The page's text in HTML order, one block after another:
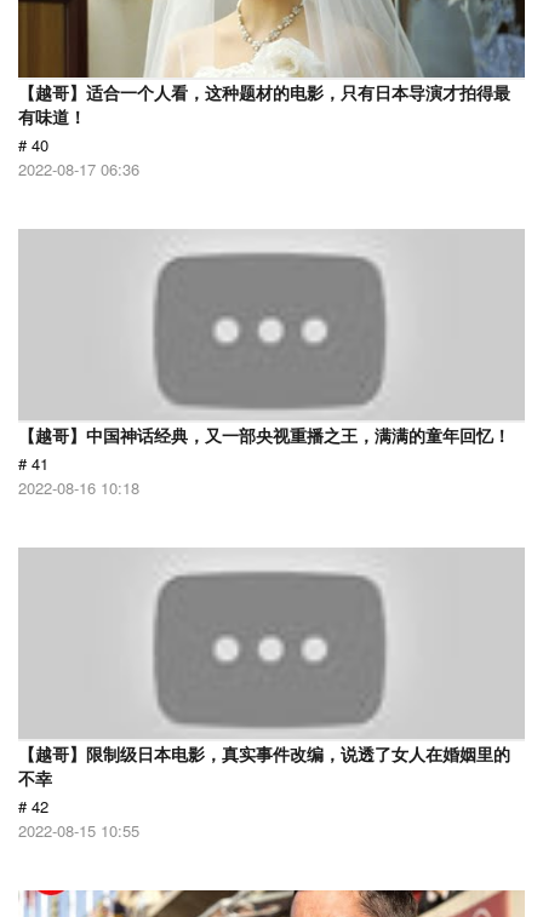
【越哥】适合一个人看，这种题材的电影，只有日本导演才拍得最
有味道！
# 40
2022-08-17 06:36
【越哥】中国神话经典，又一部央视重播之王，满满的童年回忆！
# 41
2022-08-16 10:18
【越哥】限制级日本电影，真实事件改编，说透了女人在婚姻里的
不幸
# 42
2022-08-15 10:55